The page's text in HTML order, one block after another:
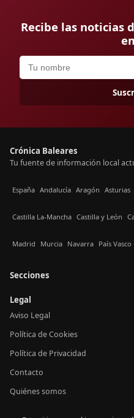
Recibe las noticias
Crónica Baleares
Tu fuente de información local
España Andalucía Aragón Asturias
Castilla La-Mancha Castilla y León
Madrid Murcia Navarra País Vasco
Secciones
Legal
Aviso Legal
Política de Cookies
Política de Privacidad
Contacto
Quiénes somos